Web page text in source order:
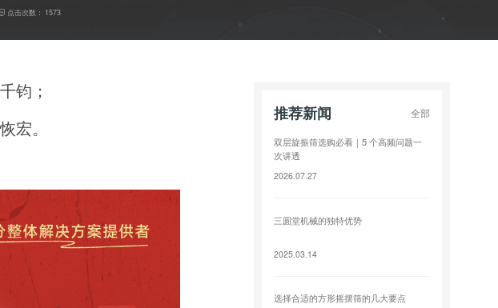
点击次数： 1573
钧；
宏。
推荐新闻 全部
双层旋振筛选购必看｜5 个高频问题一
次讲透
2026.07.27
三圆堂机械的独特优势
2025.03.14
选择合适的方形摇摆筛的几大要点